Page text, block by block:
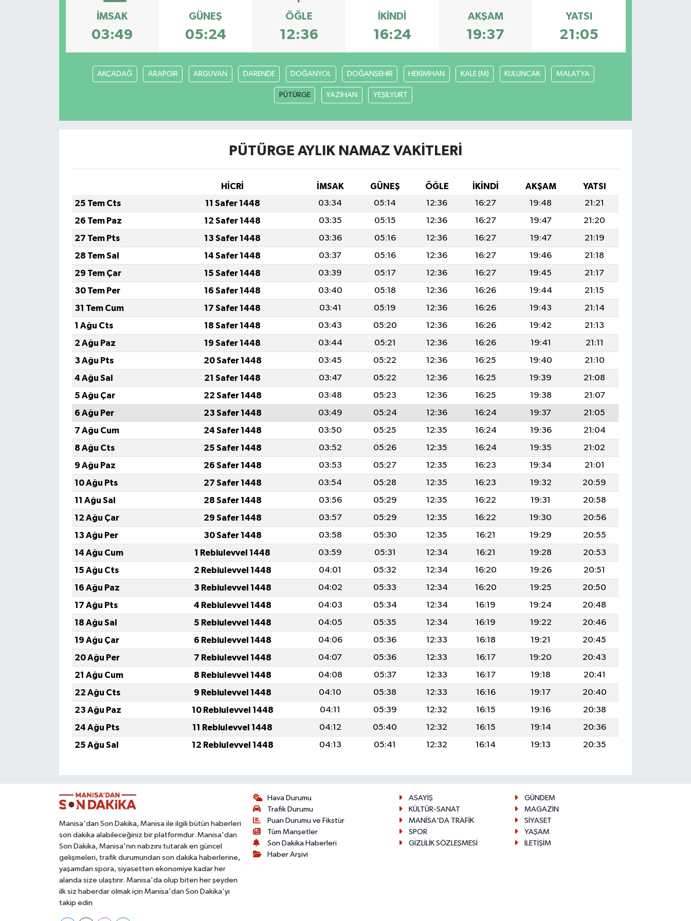
İMSAK
03:49
GÜNEŞ
05:24
ÖĞLE
12:36
İKINDI
16:24
AKŞAM
19:37
YATSI
21:05
AKÇADAĞ ARAPGİR ARGUVAN DARENDE DOĞANYOL DOĞANŞEHİR HEKİMHAN KALE (M) KULUNCAK MALATYA
PÜTÜRGE YAZIHAN YEŞİLYURT
PÜTÜRGE AYLIK NAMAZ VAKITLERI
HİCRİ İMSAK GÜNEŞ ÖĞLE İKINDI AKŞAM
YATSI
25 Tem Cts
11 Safer 1448 03:34 05:14 12:36 16:27 19:48
21:21
26 Tem Paz
12 Safer 1448 03:35 05:15 12:36 16:27 19:47
21:20
27 Tem Pts
13 Safer 1448 03:36 05:16 12:36 16:27 19:47
21:19
28 Tem Sal
14 Safer 1448 03:37 05:16 12:36 16:27 19:46
21:18
29 Tem Çar
15 Safer 1448 03:39 05:17 12:36 16:27 19:45
21:17
30 Tem Per
16 Safer 1448 03:40 05:18 12:36 16:26 19:44
21:15
31 Tem Cum
17 Safer 1448 03:41 05:19 12:36 16:26 19:43
21:14
1 Ağu Cts
18 Safer 1448 03:43 05:20 12:36 16:26 19:42
21:13
2 Ağu Paz
19 Safer 1448 03:44 05:21 12:36 16:26 19:41
21:11
3 Ağu Pts
20 Safer 1448 03:45 05:22 12:36 16:25 19:40
21:10
4 Ağu Sal
21 Safer 1448 03:47 05:22 12:36 16:25 19:39
21:08
5 Ağu Çar
22 Safer 1448 03:48 05:23 12:36 16:25 19:38
21:07
6 Ağu Per
23 Safer 1448 03:49 05:24 12:36 16:24 19:37
21:05
7 Ağu Cum
24 Safer 1448 03:50 05:25 12:35 16:24 19:36
21:04
8 Ağu Cts
25 Safer 1448 03:52 05:26 12:35 16:24 19:35
21:02
9 Ağu Paz
26 Safer 1448 03:53 05:27 12:35 16:23 19:34
21:01
10 Ağu Pts
27 Safer 1448 03:54 05:28 12:35 16:23 19:32
20:59
11 Ağu Sal
28 Safer 1448 03:56 05:29 12:35 16:22 19:31
20:58
12 Ağu Çar
29 Safer 1448 03:57 05:29 12:35 16:22 19:30
20:56
13 Ağu Per
30 Safer 1448 03:58 05:30 12:35 16:21 19:29
20:55
14 Ağu Cum
1 Rebiulevvel 1448 03:59 05:31 12:34 16:21 19:28
20:53
15 Ağu Cts
2 Rebiulevvel 1448 04:01 05:32 12:34 16:20 19:26
20:51
16 Ağu Paz
3 Rebiulevvel 1448 04:02 05:33 12:34 16:20 19:25
20:50
17 Ağu Pts
4 Rebiulevvel 1448 04:03 05:34 12:34 16:19 19:24
20:48
18 Ağu Sal
5 Rebiulevvel 1448 04:05 05:35 12:34 16:19 19:22
20:46
19 Ağu Çar
6 Rebiulevvel 1448 04:06 05:36 12:33 16:18 19:21
20:45
20 Ağu Per
7 Rebiulevvel 1448 04:07 05:36 12:33 16:17 19:20
20:43
21 Ağu Cum
8 Rebiulevvel 1448 04:08 05:37 12:33 16:17 19:18
20:41
22 Ağu Cts
9 Rebiulevvel 1448 04:10 05:38 12:33 16:16 19:17
20:40
23 Ağu Paz
10 Rebiulevvel 1448 04:11 05:39 12:32 16:15 19:16
20:38
24 Ağu Pts
11 Rebiulevvel 1448 04:12 05:40 12:32 16:15 19:14
20:36
25 Ağu Sal
12 Rebiulevvel 1448 04:13 05:41 12:32 16:14 19:13 20:35
Manisa'dan Son Dakika, Manisa ile ilgili bütün haberleri
son dakika alabileceğiniz bir platformdur. Manisa'dan
Son Dakika, Manisa'nın nabzını tutarak en güncel
gelişmeleri, trafik durumundan son dakika haberlerine,
yaşamdan spora, siyasetten ekonomiye kadar her
alanda size ulaştırır. Manisa'da olup biten her şeyden
ilk siz haberdar olmak için Manisa'dan Son Dakika'yı
takip edin
Hava Durumu
Trafik Durumu
Puan Durumu ve Fikstür
Tüm Manşetler
Son Dakika Haberleri
Haber Arşivi
ASAYİŞ
GÜNDEM
KÜLTÜR-SANAT
MAGAZİN
MANİSA'DA TRAFİK
SİYASET
SPOR
YAŞAM
GİZLİLİK SÖZLEŞMESİ
İLETİŞİM
GİZLİLİK SÖZLEŞMESİ